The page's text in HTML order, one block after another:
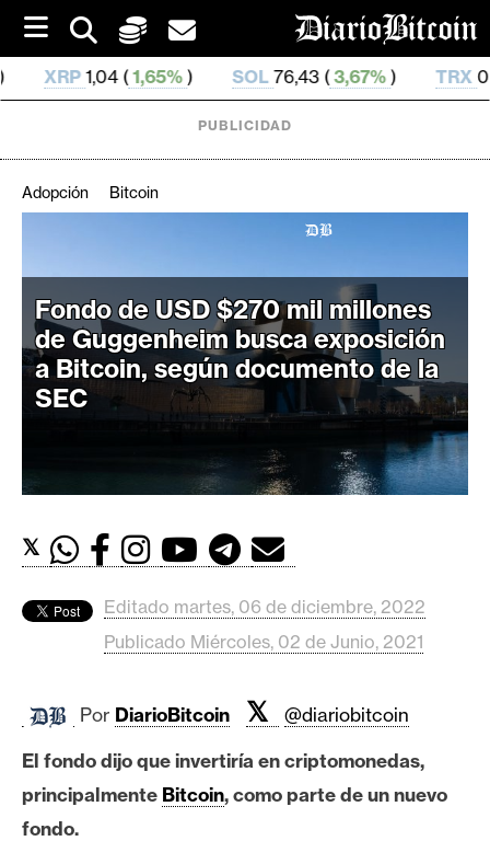
i
p
t
o
( 1,65%) SOL76,43 ( 3,67%) TRX0,328 526 (
r
i
p
t
o
M
c
d
o
s
i
c
o
PUBLICIDAD
Adopción Bitcoin
Fondo de USD $270 mil millones
de Guggenheim busca exposición
a Bitcoin, según documento de la
SEC
𝕏
Editado martes, 06 de diciembre, 2022
Publicado Miércoles, 02 de Junio, 2021
Por DiarioBitcoin 𝕏
@diariobitcoin
El fondo dijo que invertiría en criptomonedas,
principalmente Bitcoin, como parte de un nuevo
fondo.